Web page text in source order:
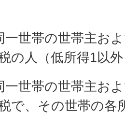
一世帯の世帯主お
の人（低所得1以
一世帯の世帯主お
で、その世帯の各